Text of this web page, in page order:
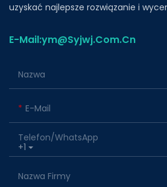
uzyskać najlepsze rozwiązanie i
E-Mail:ym@Syjwj.Com.Cn
Nazwa
E-Mail
+1
Telefon/WhatsApp
Nazwa Firmy